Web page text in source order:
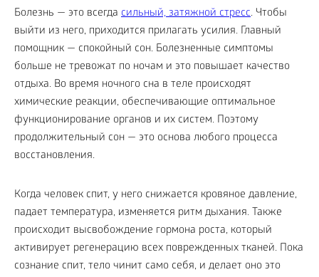
Болезнь — это всегда сильный, затяжной стресс. Чтобы
выйти из него, приходится прилагать усилия. Главный
помощник — спокойный сон. Болезненные симптомы
больше не тревожат по ночам и это повышает качество
отдыха. Во время ночного сна в теле происходят
химические реакции, обеспечивающие оптимальное
функционирование органов и их систем. Поэтому
продолжительный сон — это основа любого процесса
восстановления.
Когда человек спит, у него снижается кровяное давление,
падает температура, изменяется ритм дыхания. Также
происходит высвобождение гормона роста, который
активирует регенерацию всех поврежденных тканей. Пока
сознание спит, тело чинит само себя, и делает оно это